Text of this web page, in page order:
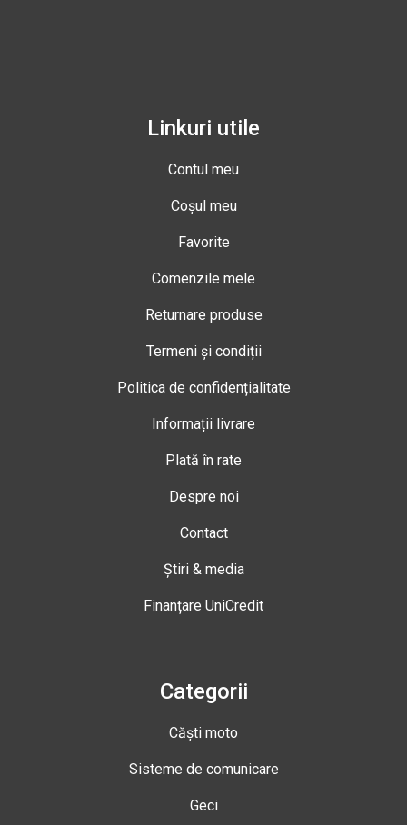
Linkuri utile
Contul meu
Coșul meu
Favorite
Comenzile mele
Returnare produse
Termeni și condiții
Politica de confidențialitate
Informații livrare
Plată în rate
Despre noi
Contact
Știri & media
Finanțare UniCredit
Categorii
Căști moto
Sisteme de comunicare
Geci